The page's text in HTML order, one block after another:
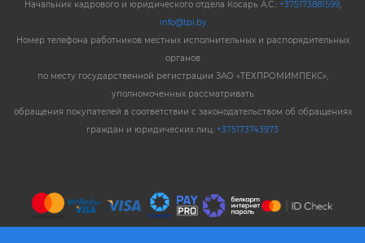
Начальник кадрового и юридического отдела Косарь А.С.: +375173881599,
info@tpi.by
Номер телефона работников местных исполнительных и распорядительных
органов
по месту государственной регистрации ЗАО «ТЕХПРОМИМПЕКС»,
уполномоченных рассматривать
обращения покупателей в соответствии с законодательством об обращениях
граждан и юридических лиц: +375173743973